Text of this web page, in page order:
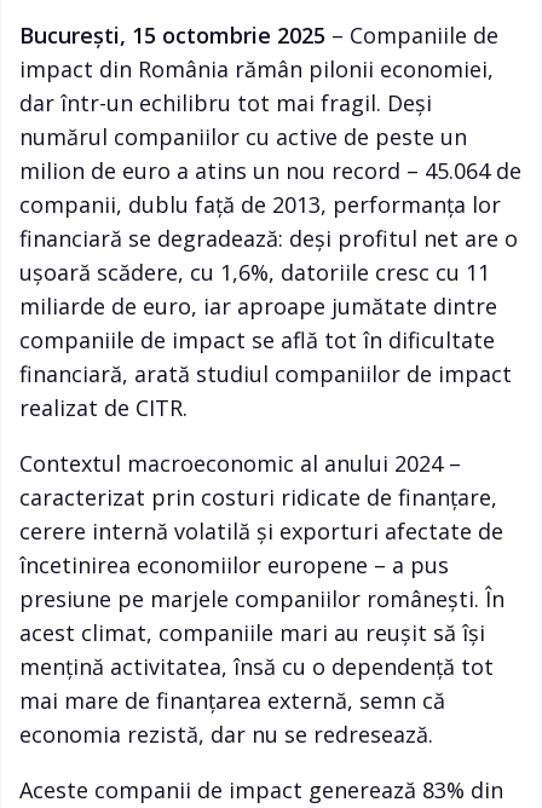
București, 15 octombrie 2025 – Companiile de
impact din România rămân pilonii economiei,
dar într-un echilibru tot mai fragil. Deși
numărul companiilor cu active de peste un
milion de euro a atins un nou record – 45.064 de
companii, dublu față de 2013, performanța lor
financiară se degradează: deși profitul net are o
ușoară scădere, cu 1,6%, datoriile cresc cu 11
miliarde de euro, iar aproape jumătate dintre
companiile de impact se află tot în dificultate
financiară, arată studiul companiilor de impact
realizat de CITR.
Contextul macroeconomic al anului 2024 –
caracterizat prin costuri ridicate de finanțare,
cerere internă volatilă și exporturi afectate de
încetinirea economiilor europene – a pus
presiune pe marjele companiilor românești. În
acest climat, companiile mari au reușit să își
mențină activitatea, însă cu o dependență tot
mai mare de finanțarea externă, semn că
economia rezistă, dar nu se redresează.
Aceste companii de impact generează 83% din